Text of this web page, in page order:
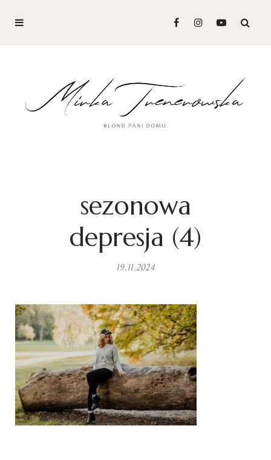
sezonowa
depresja (4)
19.11.2024